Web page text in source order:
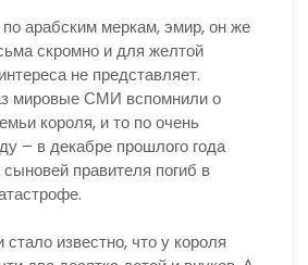
арабским меркам, эмир, он же
скромно и для желтой
не представляет.
мировые СМИ вспомнили о
короля, и то по очень
– в декабре прошлого года
правителя погиб в
известно, что у короля